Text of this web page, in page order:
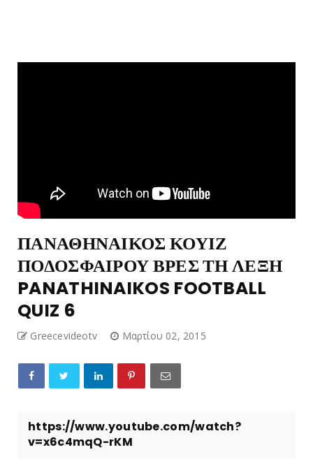
ΠΑΝΑΘΗΝΑΙΚΟΣ ΚΟΥΙΖ
ΠΟΔΟΣΦΑΙΡΟΥ ΒΡΕΣ ΤΗ ΛΕΞΗ
PANATHINAIKOS FOOTBALL
QUIZ 6
Greecevideotv Μαρτίου 02, 2015
https://www.youtube.com/watch?
v=x6c4mqQ-rKM